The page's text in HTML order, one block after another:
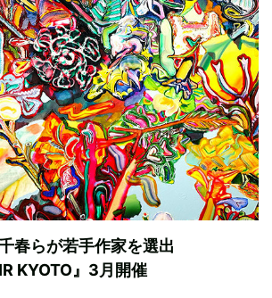
春らが若手作家を選出
KYOTO』3月開催